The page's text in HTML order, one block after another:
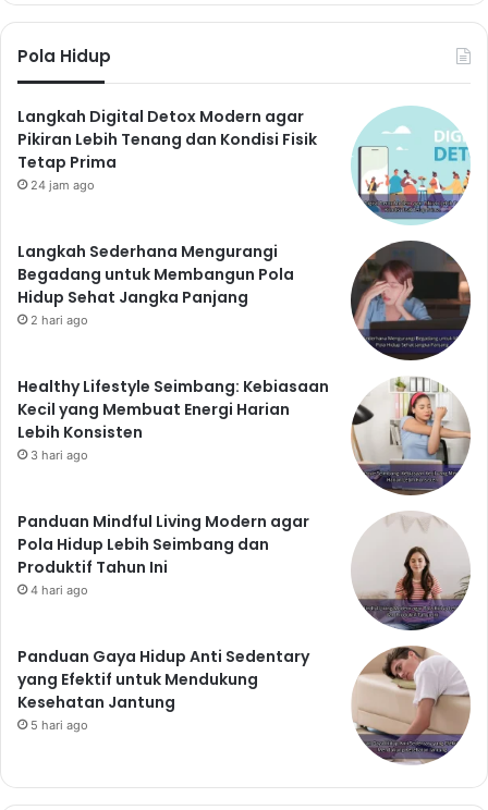
Pola Hidup
Langkah Digital Detox Modern agar
Pikiran Lebih Tenang dan Kondisi Fisik
Tetap Prima
24 jam ago
Langkah Sederhana Mengurangi
Begadang untuk Membangun Pola
Hidup Sehat Jangka Panjang
2 hari ago
Healthy Lifestyle Seimbang: Kebiasaan
Kecil yang Membuat Energi Harian
Lebih Konsisten
3 hari ago
Panduan Mindful Living Modern agar
Pola Hidup Lebih Seimbang dan
Produktif Tahun Ini
4 hari ago
Panduan Gaya Hidup Anti Sedentary
yang Efektif untuk Mendukung
Kesehatan Jantung
5 hari ago